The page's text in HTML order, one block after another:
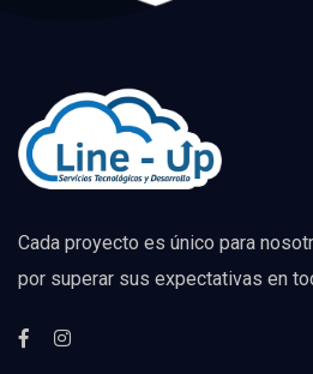
Cada proyecto es único para
por superar sus expectativas en